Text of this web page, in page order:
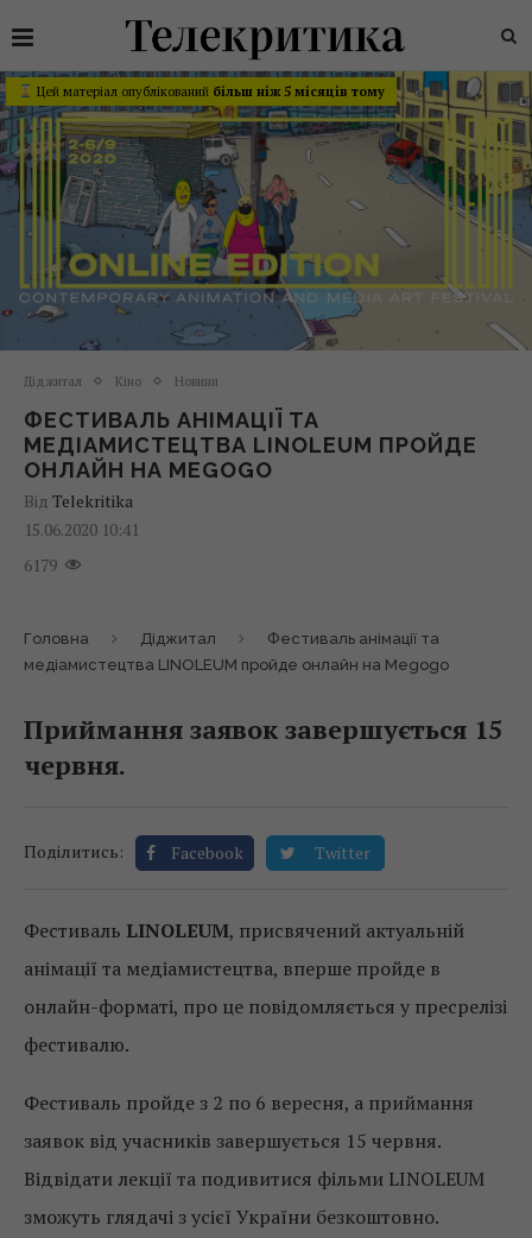
Цей матеріал опублікований більш ніж 5 місяців тому
Діджитал Кіно Новини
ФЕСТИВАЛЬ АНІМАЦІЇ ТА
МЕДІАМИСТЕЦТВА LINOLEUM ПРОЙДЕ
ОНЛАЙН НА MEGOGO
Від Telekritika
15.06.2020 10:41
6179
Головна Діджитал
Фестиваль анімації та
медіамистецтва LINOLEUM пройде онлайн на Megogo
Приймання заявок завершується 15
червня.
Поділитись: Facebook Twitter
Фестиваль LINOLEUM, присвячений актуальній
анімації та медіамистецтва, вперше пройде в
онлайн-форматі, про це повідомляється у пресрелізі
фестивалю.
Фестиваль пройде з 2 по 6 вересня, а приймання
заявок від учасників завершується 15 червня.
Відвідати лекції та подивитися фільми LINOLEUM
зможуть глядачі з усієї України безкоштовно.